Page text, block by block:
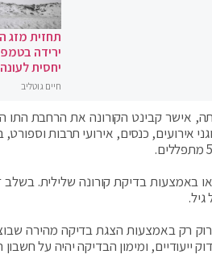
תחזית מזג
ירידה
יחסית לעונה
חיים גוטליב
אישר קבינט הקורונה את הרחבת התו
אירועים, כנסים, אירועי תרבות
באמצעות בדיקת קורונה שלילית. בשלב
ייעודיים, ומימון הבדיקה יהיה על